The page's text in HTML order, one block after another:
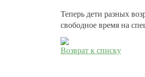
Теперь дети разных
свободное время на
Возврат к списку